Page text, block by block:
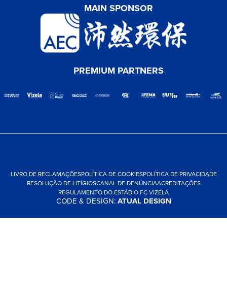
MAIN SPONSOR
PREMIUM PARTNERS
LIVRO DE RECLAMAÇÕESPOLÍTICA DE COOKIESPOLÍTICA DE PRIVACIDADE
RESOLUÇÃO DE LITÍGIOSCANAL DE DENÚNCIAACREDITAÇÕES
REGULAMENTO DO ESTÁDIO FC VIZELA
CODE & DESIGN:ATUAL DESIGN